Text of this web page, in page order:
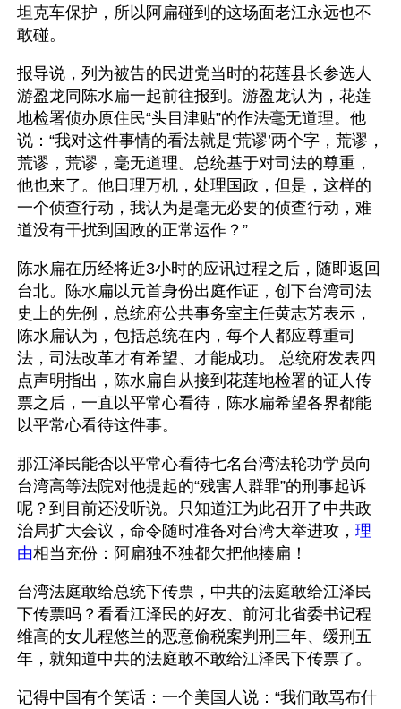
坦克车保护，所以阿扁碰到的这场面老江永远也不
敢碰。
报导说，列为被告的民进党当时的花莲县长参选人
游盈龙同陈水扁一起前往报到。游盈龙认为，花莲
地检署侦办原住民“头目津贴”的作法毫无道理。他
说：“我对这件事情的看法就是‘荒谬’两个字，荒谬，
荒谬，荒谬，毫无道理。总统基于对司法的尊重，
他也来了。他日理万机，处理国政，但是，这样的
一个侦查行动，我认为是毫无必要的侦查行动，难
道没有干扰到国政的正常运作？”
陈水扁在历经将近3小时的应讯过程之后，随即返回
台北。陈水扁以元首身份出庭作证，创下台湾司法
史上的先例，总统府公共事务室主任黄志芳表示，
陈水扁认为，包括总统在内，每个人都应尊重司
法，司法改革才有希望、才能成功。 总统府发表四
点声明指出，陈水扁自从接到花莲地检署的证人传
票之后，一直以平常心看待，陈水扁希望各界都能
以平常心看待这件事。
那江泽民能否以平常心看待七名台湾法轮功学员向
台湾高等法院对他提起的“残害人群罪”的刑事起诉
呢？到目前还没听说。只知道江为此召开了中共政
治局扩大会议，命令随时准备对台湾大举进攻， 理
由相当充份：阿扁独不独都欠把他揍扁！
台湾法庭敢给总统下传票，中共的法庭敢给江泽民
下传票吗？看看江泽民的好友、前河北省委书记程
维高的女儿程悠兰的恶意偷税案判刑三年、缓刑五
年，就知道中共的法庭敢不敢给江泽民下传票了。
记得中国有个笑话：一个美国人说：“我们敢骂布什